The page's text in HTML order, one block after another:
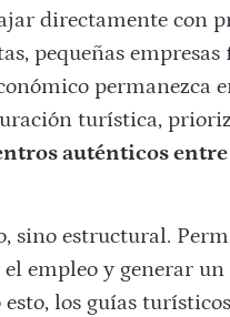
directamente con
pequeñas
permanezca
turística,
auténticos
sino estructural.
empleo y generar
los guías